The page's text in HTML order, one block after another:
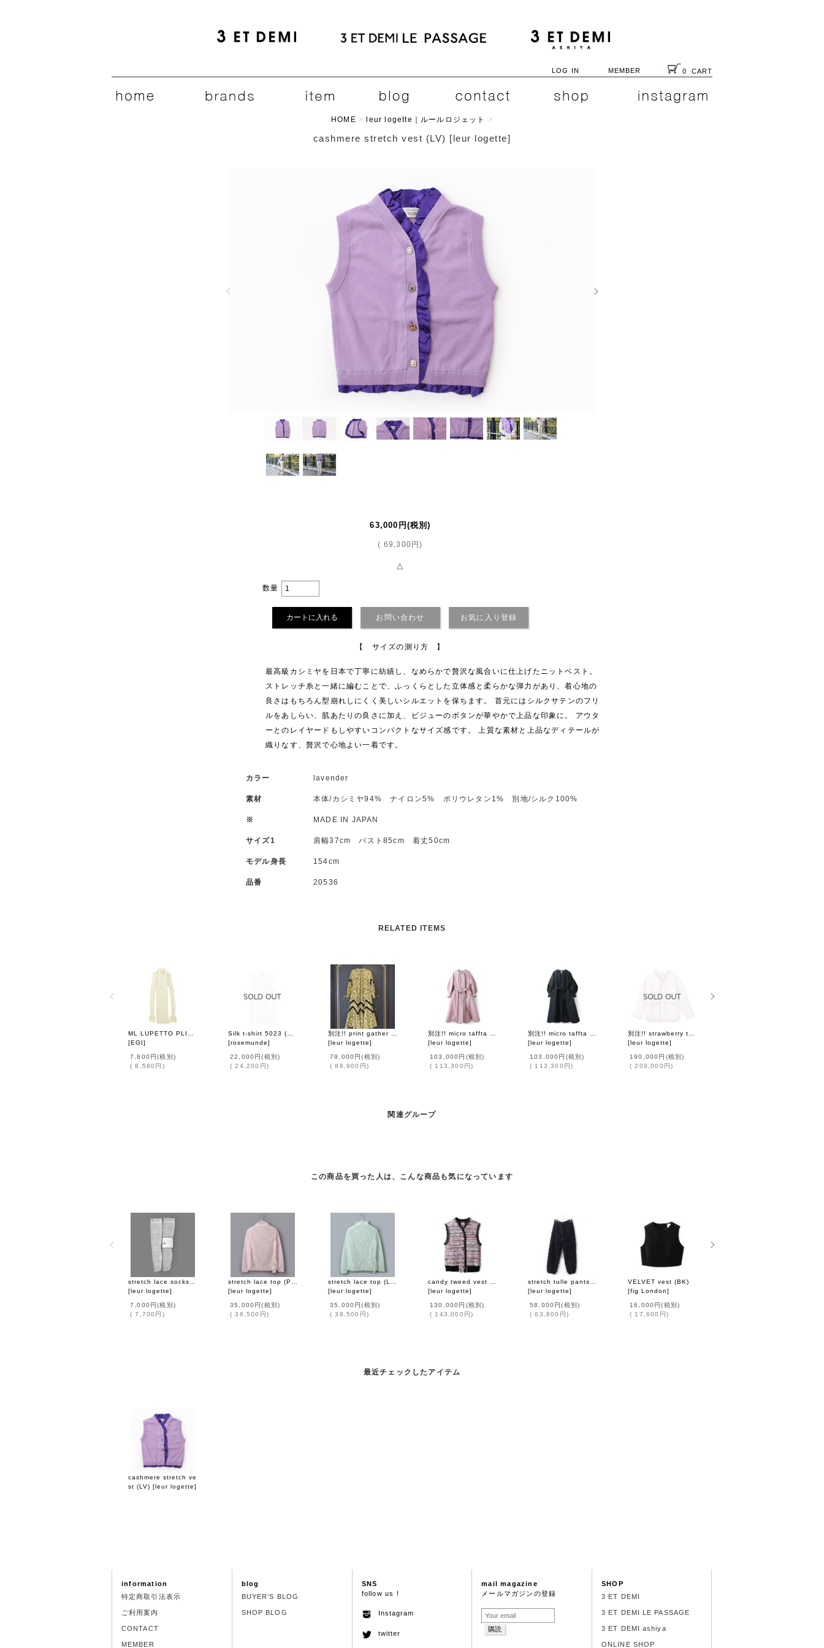
0 CART
LOG IN MEMBER
HOME > leur logette｜ルールロジェット >
cashmere stretch vest (LV) [leur logette]
63,000円 (税別)
( 69,300円)
△
数量
お問い合わせ お気に入り登録
【 サイズの測り方 】
最高級カシミヤを日本で丁寧に紡績し、なめらかで贅沢な風合いに仕上げたニットベスト。
ストレッチ糸と一緒に編むことで、ふっくらとした立体感と柔らかな弾力があり、着心地の
良さはもちろん型崩れしにくく美しいシルエットを保ちます。 首元にはシルクサテンのフリ
ルをあしらい、肌あたりの良さに加え、ビジューのボタンが華やかで上品な印象に。 アウタ
ーとのレイヤードもしやすいコンパクトなサイズ感です。 上質な素材と上品なディテールが
織りなす、贅沢で心地よい一着です。
カラー lavender
素材 本体/カシミヤ94% ナイロン5% ポリウレタン1% 別地/シルク100%
※ MADE IN JAPAN
サイズ1 肩幅37cm バスト85cm 着丈50cm
モデル身長 154cm
品番 20536
RELATED ITEMS
ML LUPETTO PLISSE' C/COLLO E POLSI PIZZO 304 (BIANCO)
[EGI ]
7,800円(税別)
( 8,580円 )
Silk t-shirt 5023 (NWH)
[rosemunde]
22,000円(税別)
( 24,200円 )
別注!! print gather dress (125 YW)
[ leur logette]
79,000円(税別)
( 86,900円 )
別注!! micro taffta coat (LPK)
[ leur logette]
103,000円 (税別)
( 113,300円)
別注!! micro taffta coat (NV)
[ leur logette]
103,000円 (税別)
( 113,300円)
別注!! strawberry tweed jacket (PK)
[ leur logette]
190,000円 (税別)
( 209,000円)
関連グループ
この商品を買った人は、こんな商品も気になっています
stretch lace socks (WH)
[ leur logette]
7,000円(税別)
( 7,700円 )
stretch lace top (PK)
[ leur logette]
35,000円(税別)
( 38,500円 )
stretch lace top (LGR)
[ leur logette]
35,000円(税別)
( 38,500円 )
candy tweed vest (PK)
[ leur logette]
130,000円 (税別)
( 143,000円)
stretch tulle pants (BK)
[ leur logette]
58,000円(税別)
( 63,800円 )
VELVET vest (BK)
[fig London]
16,000円(税別)
( 17,600円 )
最近チェックしたアイテム
cashmere stretch ve
st (LV) [ leur logette]
information
特定商取引法表示
ご利用案内
CONTACT
MEMBER
blog
BUYER'S BLOG
SHOP BLOG
SNS
follow us !
Instagram
twitter
mail magazine
メールマガジンの登録
SHOP
3 ET DEMI
3 ET DEMI LE PASSAGE
3 ET DEMI ashiya
ONLINE SHOP